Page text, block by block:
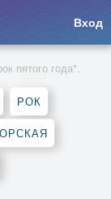
Вход
пятого года".
РОК